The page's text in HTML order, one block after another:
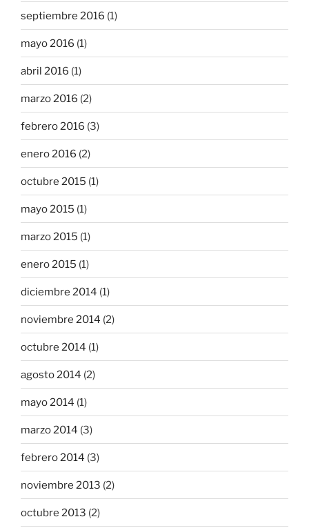
septiembre 2016 (1)
mayo 2016 (1)
abril 2016 (1)
marzo 2016 (2)
febrero 2016 (3)
enero 2016 (2)
octubre 2015 (1)
mayo 2015 (1)
marzo 2015 (1)
enero 2015 (1)
diciembre 2014 (1)
noviembre 2014 (2)
octubre 2014 (1)
agosto 2014 (2)
mayo 2014 (1)
marzo 2014 (3)
febrero 2014 (3)
noviembre 2013 (2)
octubre 2013 (2)